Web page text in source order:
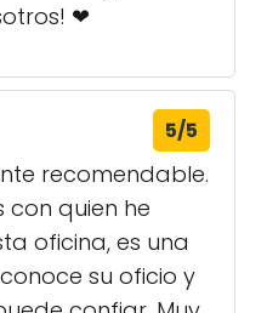
❤
5/5
recomendable.
con quien he
oficina, es una
su oficio y